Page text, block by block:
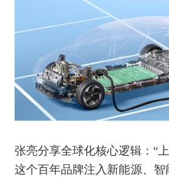
张亮分享全球化核心逻辑：“
这个百年品牌注入新能源、智